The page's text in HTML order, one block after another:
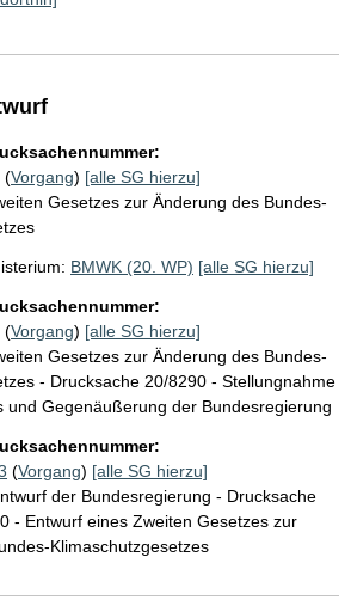
(Vorgang) [alle SG hierzu]
Gesetzes zur Änderung des Bundes-
BMWK (20. WP) [alle SG hierzu]
(Vorgang) [alle SG hierzu]
Gesetzes zur Änderung des Bundes-
- Drucksache 20/8290 - Stellungnahme
und Gegenäußerung der Bundesregierung
(Vorgang) [alle SG hierzu]
der Bundesregierung - Drucksache
- Entwurf eines Zweiten Gesetzes zur
Klimaschutzgesetzes